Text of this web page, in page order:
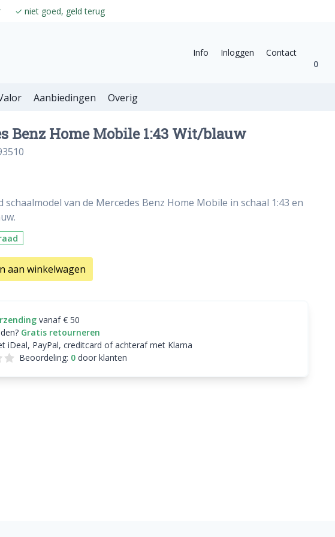
✓ niet goed, geld terug
Info Inloggen
Contact
0
Aanbiedingen Overig
Benz Home Mobile 1:43 Wit/blauw
schaalmodel van de Mercedes Benz Home Mobile in schaal 1:43 en
aan winkelwagen
vanaf € 50
Gratis retourneren
iDeal, PayPal, creditcard of achteraf met Klarna
Beoordeling: 0door klanten